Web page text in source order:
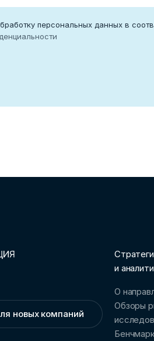
персональных данных в
и
О
Обзоры
новых компаний